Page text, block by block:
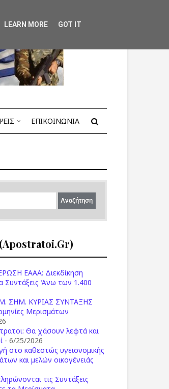
ΕΠΙΚΟΙΝΩΝΙΑ
ΕΑΑΑ: Διεκδίκηση
Συντάξεις Άνω των 1.400
ΣΗΜ. ΚΥΡΙΑΣ ΣΥΝΤΑΞΗΣ
Μερισμάτων
Θα χάσουν λεφτά και
- 6/25/2026
στο καθεστώς υγειονομικής
και μελών οικογένειάς
τις Συντάξεις
LEARN MORE GOT IT